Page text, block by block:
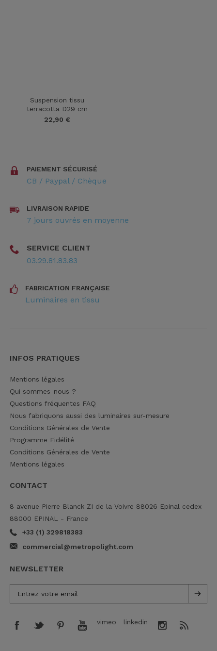
Suspension tissu
terracotta D29 cm
22,90 €
PAIEMENT SÉCURISÉ
CB / Paypal / Chèque
LIVRAISON RAPIDE
7 jours ouvrés en moyenne
SERVICE CLIENT
03.29.81.83.83
FABRICATION FRANÇAISE
Luminaires en tissu
INFOS PRATIQUES
Mentions légales
Qui sommes-nous ?
Questions fréquentes FAQ
Nous fabriquons aussi des luminaires sur-mesure
Conditions Générales de Vente
Programme Fidélité
Conditions Générales de Vente
Mentions légales
CONTACT
8 avenue Pierre Blanck ZI de la Voivre 88026 Epinal cedex
88000 EPINAL - France
+33 (1) 329818383
commercial@metropolight.com
NEWSLETTER
vimeo linkedin